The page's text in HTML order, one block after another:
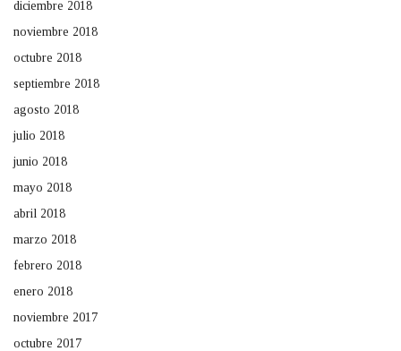
diciembre 2018
noviembre 2018
octubre 2018
septiembre 2018
agosto 2018
julio 2018
junio 2018
mayo 2018
abril 2018
marzo 2018
febrero 2018
enero 2018
noviembre 2017
octubre 2017